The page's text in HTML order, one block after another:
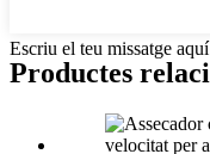
Escriu el teu missatge
Productes